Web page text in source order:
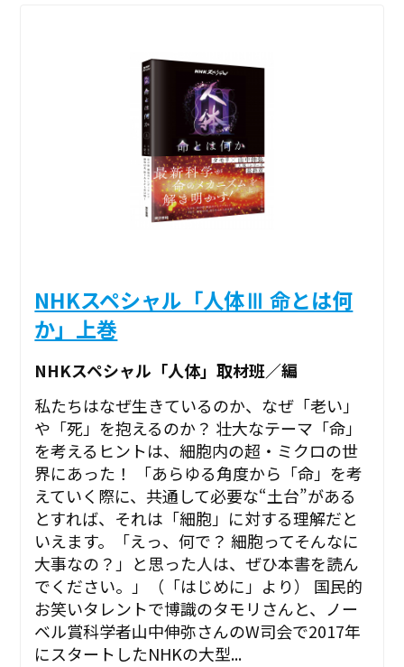
NHKスペシャル「人体Ⅲ 命とは何
か」上巻
NHKスペシャル「人体」取材班／編
私たちはなぜ生きているのか、なぜ「老い」
や「死」を抱えるのか？ 壮大なテーマ「命」
を考えるヒントは、細胞内の超・ミクロの世
界にあった！ 「あらゆる角度から「命」を考
えていく際に、共通して必要な“土台”がある
とすれば、それは「細胞」に対する理解だと
いえます。「えっ、何で？ 細胞ってそんなに
大事なの？」と思った人は、ぜひ本書を読ん
でください。」（「はじめに」より） 国民的
お笑いタレントで博識のタモリさんと、ノー
ベル賞科学者山中伸弥さんのW司会で2017年
にスタートしたNHKの大型...